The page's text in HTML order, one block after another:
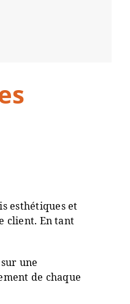
esthétiques et
client. En tant
une
de chaque